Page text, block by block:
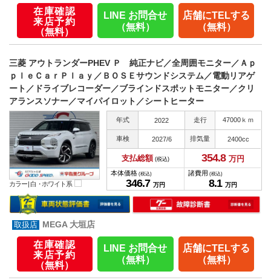
在庫確認
来店予約
（無料）
LINE お問合せ
（無料）
店舗にTELする
（無料）
三菱 アウトランダーPHEV Ｐ 純正ナビ／全周囲モニター／Ａｐ
ｐｌｅＣａｒＰｌａｙ／ＢＯＳＥサウンドシステム／電動リアゲ
ート／ドライブレコーダー／ブラインドスポットモニター／クリ
アランスソナー／マイパイロット／シートヒーター
カラー |白・ホワイト系
年式 2022 走行 47000ｋｍ
車検 2027/6 排気量 2400cc
支払総額 (税込) 354.8 万円
本体価格 (税込)
346.7 万円
諸費用 (税込)
8.1 万円
MEGA 大垣店
在庫確認
来店予約
（無料）
LINE お問合せ
（無料）
店舗にTELする
（無料）